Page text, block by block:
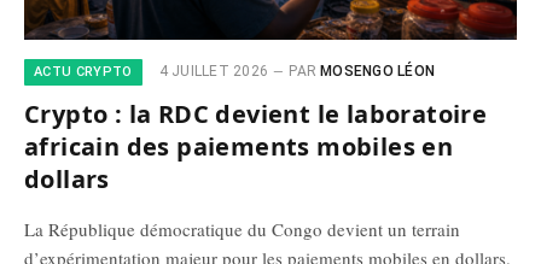
ACTU CRYPTO 4 JUILLET 2026 PAR MOSENGO LÉON
Crypto : la RDC devient le laboratoire
africain des paiements mobiles en
dollars
La République démocratique du Congo devient un terrain
d’expérimentation majeur pour les paiements mobiles en dollars.